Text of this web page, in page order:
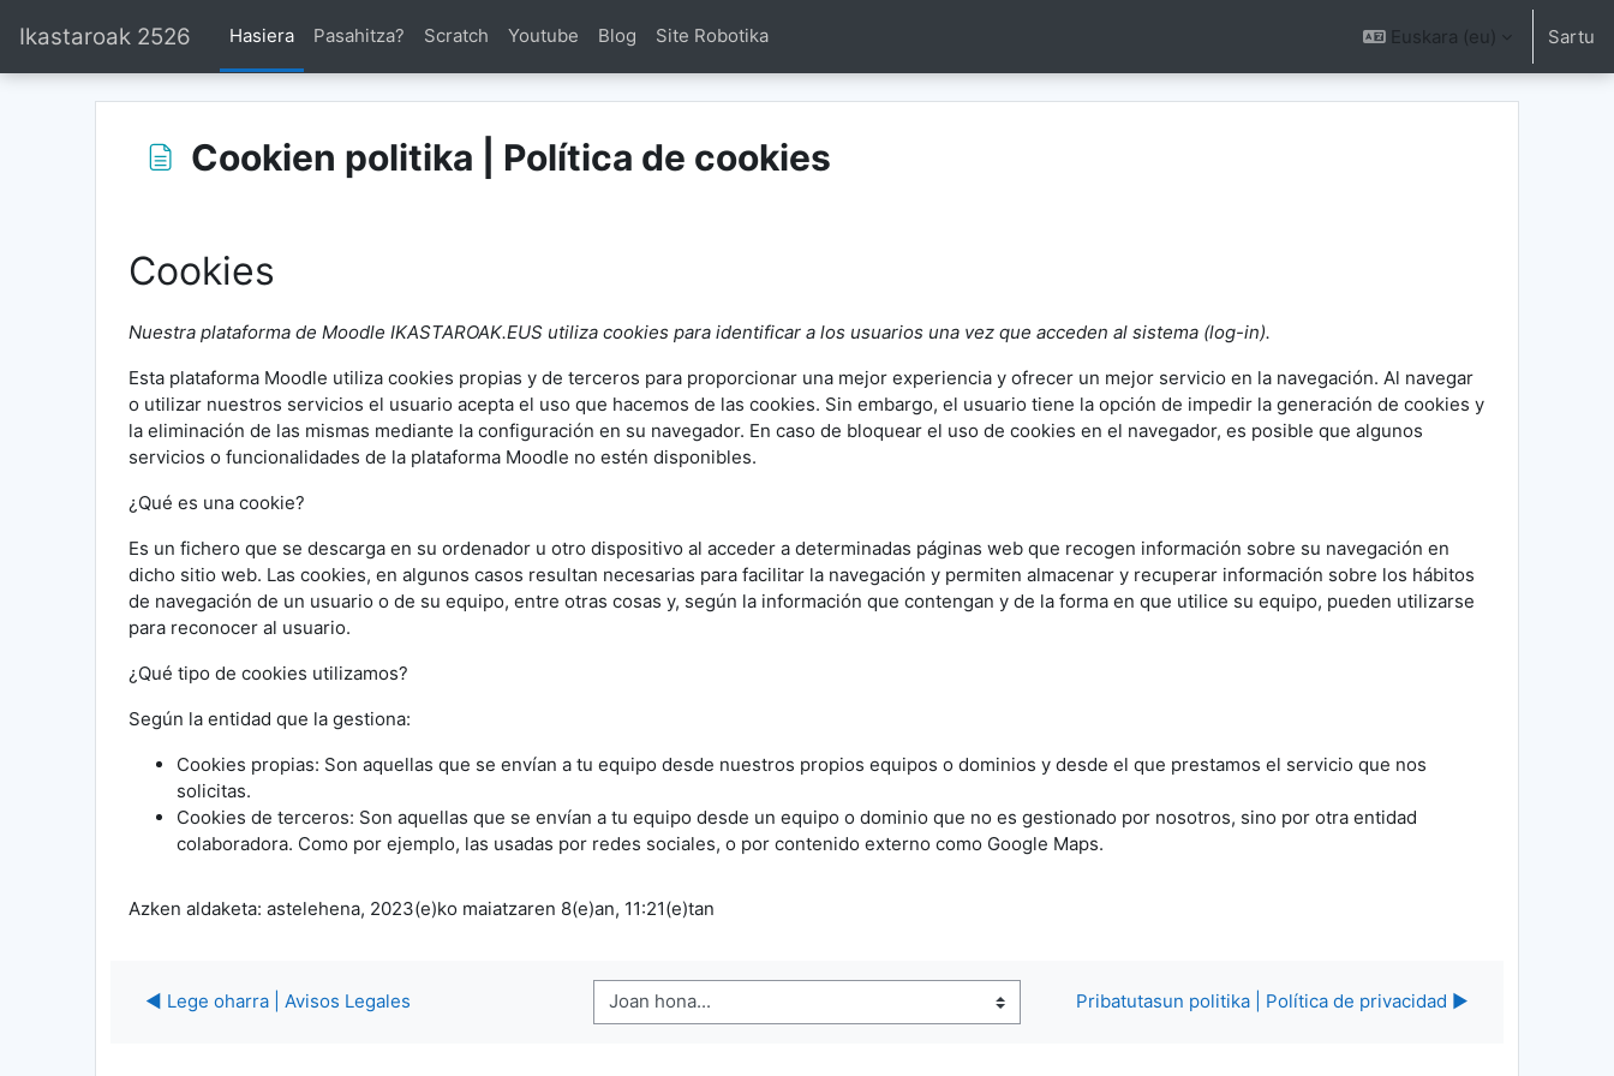
Ikastaroak 2526 Hasiera Pasahitza? Scratch Youtube Blog Site Robotika Euskara ‎(eu)‎ Sartu
Cookien politika | Política de cookies
Cookies
Nuestra plataforma de Moodle IKASTAROAK.EUS utiliza cookies para identificar a los usuarios una vez que acceden al sistema (log-in).
Esta plataforma Moodle utiliza cookies propias y de terceros para proporcionar una mejor experiencia y ofrecer un mejor servicio en la navegación. Al navegar
o utilizar nuestros servicios el usuario acepta el uso que hacemos de las cookies. Sin embargo, el usuario tiene la opción de impedir la generación de cookies y
la eliminación de las mismas mediante la configuración en su navegador. En caso de bloquear el uso de cookies en el navegador, es posible que algunos
servicios o funcionalidades de la plataforma Moodle no estén disponibles.
¿Qué es una cookie?
Es un fichero que se descarga en su ordenador u otro dispositivo al acceder a determinadas páginas web que recogen información sobre su navegación en
dicho sitio web. Las cookies, en algunos casos resultan necesarias para facilitar la navegación y permiten almacenar y recuperar información sobre los hábitos
de navegación de un usuario o de su equipo, entre otras cosas y, según la información que contengan y de la forma en que utilice su equipo, pueden utilizarse
para reconocer al usuario.
¿Qué tipo de cookies utilizamos?
Según la entidad que la gestiona:
Cookies propias: Son aquellas que se envían a tu equipo desde nuestros propios equipos o dominios y desde el que prestamos el servicio que nos
solicitas.
Cookies de terceros: Son aquellas que se envían a tu equipo desde un equipo o dominio que no es gestionado por nosotros, sino por otra entidad
colaboradora. Como por ejemplo, las usadas por redes sociales, o por contenido externo como Google Maps.
Azken aldaketa: astelehena, 2023(e)ko maiatzaren 8(e)an, 11:21(e)tan
◀︎ Lege oharra | Avisos Legales Joan hona... Pribatutasun politika | Política de privacidad ▶︎